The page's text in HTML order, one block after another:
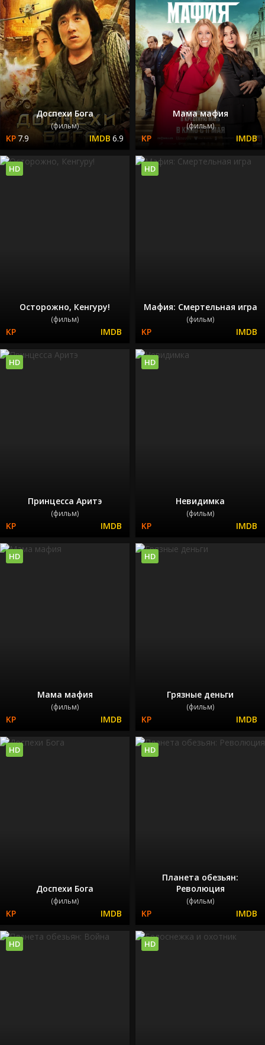
Доспехи Бога
(фильм)
7.9 6.9
Мама мафия
(фильм)
Осторожно, Кенгуру!
(фильм)
HD
Мафия: Смертельная игра
(фильм)
HD
Принцесса Аритэ
(фильм)
HD
Невидимка
(фильм)
HD
Мама мафия
(фильм)
HD
Грязные деньги
(фильм)
HD
Доспехи Бога
(фильм)
HD
Планета обезьян:
Революция
(фильм)
HD
HD HD